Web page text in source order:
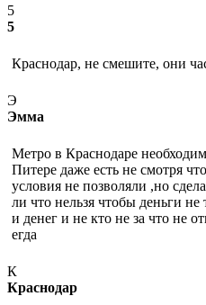
5
5
Краснодар, не смешите, они
Э
Эмма
Метро в Краснодаре
Питере даже есть не смотря
условия не позволяли ,но
ли что нельзя чтобы деньги
и денег и не кто не за что не
егда
К
Краснодар